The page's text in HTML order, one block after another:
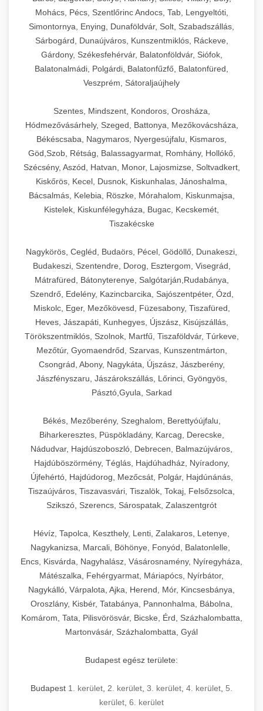
Mohács, Pécs, Szentlőrinc Andocs, Tab, Lengyeltóti,
Simontornya, Enying, Dunaföldvár, Solt, Szabadszállás,
Sárbogárd, Dunaújváros, Kunszentmiklós, Ráckeve,
Gárdony, Székesfehérvár, Balatonföldvár, Siófok,
Balatonalmádi, Polgárdi, Balatonfűzfő, Balatonfüred,
Veszprém, Sátoraljaújhely
Szentes, Mindszent, Kondoros, Orosháza,
Hódmezővásárhely, Szeged, Battonya, Mezőkovácsháza,
Békéscsaba, Nagymaros, Nyergesújfalu, Kismaros,
Göd,Szob, Rétság, Balassagyarmat, Romhány, Hollókő,
Szécsény, Aszód, Hatvan, Monor, Lajosmizse, Soltvadkert,
Kiskőrös, Kecel, Dusnok, Kiskunhalas, Jánoshalma,
Bácsalmás, Kelebia, Röszke, Mórahalom, Kiskunmajsa,
Kistelek, Kiskunfélegyháza, Bugac, Kecskemét,
Tiszakécske
Nagykörös, Cegléd, Budaörs, Pécel, Gödöllő, Dunakeszi,
Budakeszi, Szentendre, Dorog, Esztergom, Visegrád,
Mátrafüred, Bátonyterenye, Salgótarján,Rudabánya,
Szendrő, Edelény, Kazincbarcika, Sajószentpéter, Ózd,
Miskolc, Eger, Mezőkövesd, Füzesabony, Tiszafüred,
Heves, Jászapáti, Kunhegyes, Újszász, Kisújszállás,
Törökszentmiklós, Szolnok, Martfű, Tiszaföldvár, Túrkeve,
Mezőtúr, Gyomaendrőd, Szarvas, Kunszentmárton,
Csongrád, Abony, Nagykáta, Újszász, Jászberény,
Jászfényszaru, Jászárokszállás, Lőrinci, Gyöngyös,
Pásztó,Gyula, Sarkad
Békés, Mezőberény, Szeghalom, Berettyóújfalu,
Biharkeresztes, Püspökladány, Karcag, Derecske,
Nádudvar, Hajdúszoboszló, Debrecen, Balmazújváros,
Hajdúböszörmény, Téglás, Hajdúhadház, Nyíradony,
Újfehértó, Hajdúdorog, Mezőcsát, Polgár, Hajdúnánás,
Tiszaújváros, Tiszavasvári, Tiszalök, Tokaj, Felsőzsolca,
Szikszó, Szerencs, Sárospatak, Zalaszentgrót
Hévíz, Tapolca, Keszthely, Lenti, Zalakaros, Letenye,
Nagykanizsa, Marcali, Böhönye, Fonyód, Balatonlelle,
Encs, Kisvárda, Nagyhalász, Vásárosnamény, Nyíregyháza,
Mátészalka, Fehérgyarmat, Máriapócs, Nyírbátor,
Nagykálló, Várpalota, Ajka, Herend, Mór, Kincsesbánya,
Oroszlány, Kisbér, Tatabánya, Pannonhalma, Bábolna,
Komárom, Tata, Pilisvörösvár, Bicske, Érd, Százhalombatta,
Martonvásár, Százhalombatta, Gyál
Budapest egész területe:
Budapest 1. kerület 2. kerület 3. kerület 4. kerület 5.
kerület 6. kerület